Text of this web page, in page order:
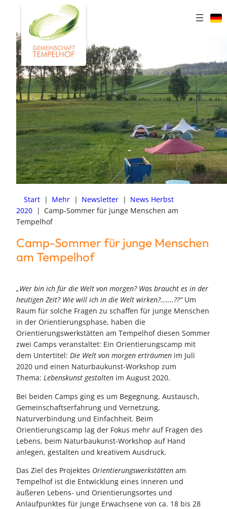
springen
Start | Mehr | Newsletter | News Herbst
2020 | Camp-Sommer für junge Menschen am
Tempelhof
Camp-Sommer für junge Menschen
am Tempelhof
„Wer bin ich für die Welt von morgen? Was braucht es in der
heutigen Zeit? Wie will ich in die Welt wirken?…….??“Um
Raum für solche Fragen zu schaffen für junge Menschen
in der Orientierungsphase, haben die
Orientierungswerkstätten am Tempelhof diesen Sommer
zwei Camps veranstaltet: Ein Orientierungscamp mit
dem Untertitel: Die Welt von morgen erträumen im Juli
2020 und einen Naturbaukunst-Workshop zum
Thema: Lebenskunst gestalten im August 2020.
Bei beiden Camps ging es um Begegnung, Austausch,
Gemeinschaftserfahrung und Vernetzung,
Naturverbindung und Einfachheit. Beim
Orientierungscamp lag der Fokus mehr auf Fragen des
Lebens, beim Naturbaukunst-Workshop auf Hand
anlegen, gestalten und kreativem Ausdruck.
Das Ziel des Projektes Orientierungswerkstätten am
Tempelhof ist die Entwicklung eines inneren und
äußeren Lebens- und Orientierungsortes und
Anlaufpunktes für junge Erwachsene von ca. 18 bis 28